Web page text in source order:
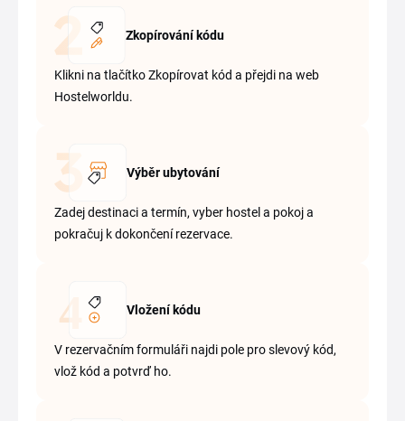
Zkopírování kódu
Klikni na tlačítko Zkopírovat kód a přejdi na web
Hostelworldu.
Výběr ubytování
Zadej destinaci a termín, vyber hostel a pokoj a
pokračuj k dokončení rezervace.
Vložení kódu
V rezervačním formuláři najdi pole pro slevový kód,
vlož kód a potvrď ho.